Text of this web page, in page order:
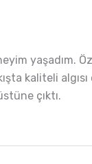
yaşadım.
kaliteli
çıktı.